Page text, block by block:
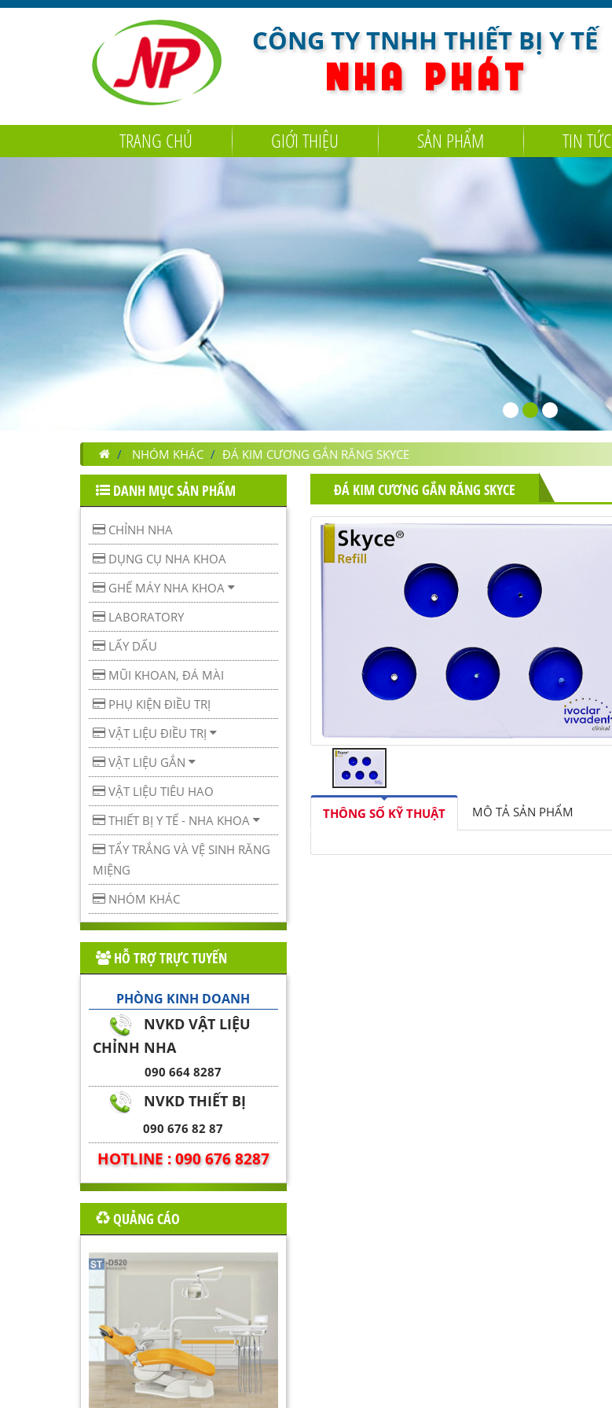
CÔNG TY TNHH THIẾT BỊ Y TẾ
N H A P H Á T
TRANG CHỦ GIỚI THIỆU SẢN PHẨM TIN TỨC
NHÓM KHÁC ĐÁ KIM CƯƠNG GẮN RĂNG SKYCE
DANH MỤC SẢN PHẨM
CHỈNH NHA
DỤNG CỤ NHA KHOA
GHẾ MÁY NHA KHOA
LABORATORY
LẤY DẤU
MŨI KHOAN, ĐÁ MÀI
PHỤ KIỆN ĐIỀU TRỊ
VẬT LIỆU ĐIỀU TRỊ
VẬT LIỆU GẮN
VẬT LIỆU TIÊU HAO
THIẾT BỊ Y TẾ - NHA KHOA
TẨY TRẮNG VÀ VỆ SINH RĂNG
MIỆNG
NHÓM KHÁC
HỖ TRỢ TRỰC TUYẾN
PHÒNG KINH DOANH
NVKD VẬT LIỆU
CHỈNH NHA
090 664 8287
NVKD THIẾT BỊ
090 676 82 87
HOTLINE : 090 676 8287
QUẢNG CÁO
ĐÁ KIM CƯƠNG GẮN RĂNG SKYCE
THÔNG SỐ KỸ THUẬT MÔ TẢ SẢN PHẨM